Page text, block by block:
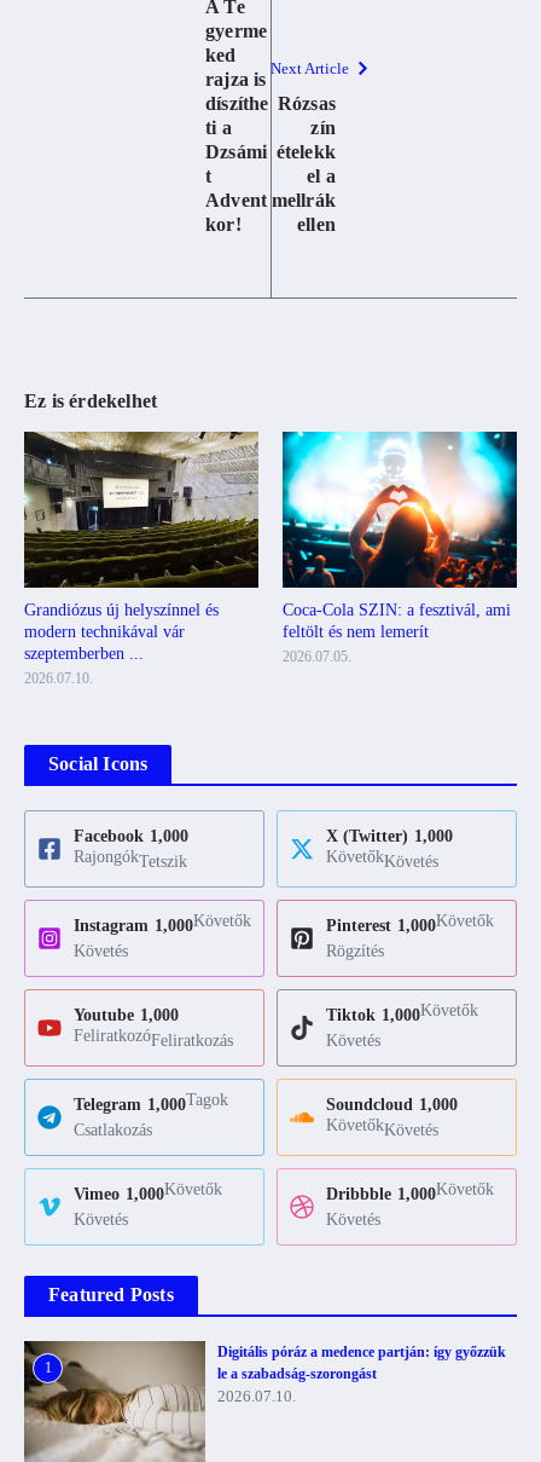
A Te
gyerme
ked
rajza is
díszíthe
ti a
Dzsámi
t
Advent
kor!
Next Article
Rózsas
zín
ételekk
el a
mellrák
ellen
Ez is érdekelhet
Grandiózus új helyszínnel és
modern technikával vár
szeptemberben ...
2026.07.10.
Coca-Cola SZIN: a fesztivál, ami
feltölt és nem lemerít
2026.07.05.
Social Icons
Facebook 1,000
RajongókTetszik
X (Twitter) 1,000
KövetőkKövetés
Instagram 1,000Követők
Követés
Pinterest 1,000Követők
Rögzítés
Youtube 1,000
FeliratkozóFeliratkozás
Tiktok 1,000Követők
Követés
Telegram 1,000Tagok
Csatlakozás
Soundcloud 1,000
KövetőkKövetés
Vimeo 1,000Követők
Követés
Dribbble 1,000Követők
Követés
Featured Posts
1
Digitális póráz a medence partján: így győzzük
le a szabadság-szorongást
2026.07.10.